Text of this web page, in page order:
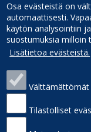
Osa evästeistä on
automaattisesti.
käytön analysointiin
suostumuksia milloin
Lisätietoa evästeistä.
Tilastolliset
Siikajoen kunta
Virastotie 5A
92400 Ruukki